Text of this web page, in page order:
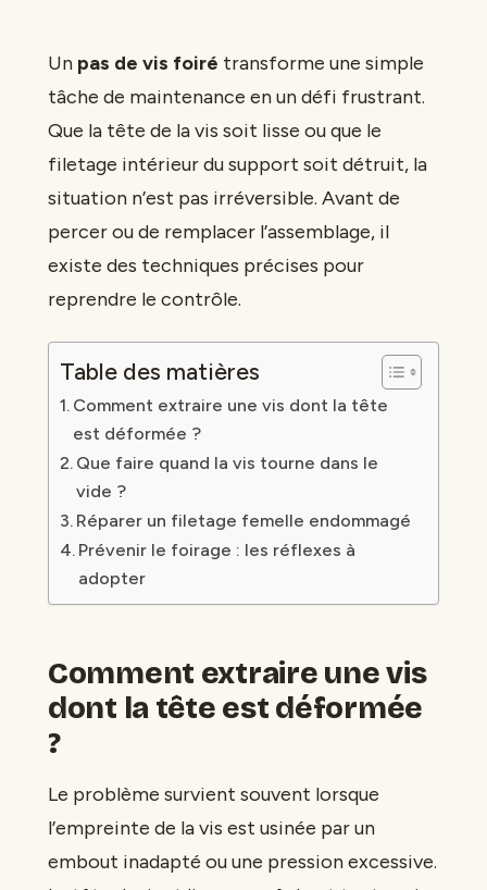
Un pas de vis foiré transforme une simple
tâche de maintenance en un défi frustrant.
Que la tête de la vis soit lisse ou que le
filetage intérieur du support soit détruit, la
situation n’est pas irréversible. Avant de
percer ou de remplacer l’assemblage, il
existe des techniques précises pour
reprendre le contrôle.
Table des matières
Comment extraire une vis dont la tête
est déformée ?
Que faire quand la vis tourne dans le
vide ?
Réparer un filetage femelle endommagé
Prévenir le foirage : les réflexes à
adopter
Comment extraire une vis
dont la tête est déformée
?
Le problème survient souvent lorsque
l’empreinte de la vis est usinée par un
embout inadapté ou une pression excessive.